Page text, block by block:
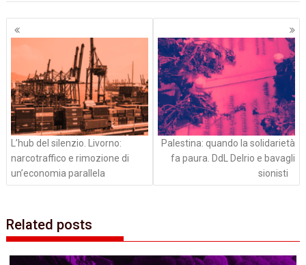
Navigazione
articoli
L’hub del silenzio. Livorno:
narcotraffico e rimozione di
un’economia parallela
Palestina: quando la solidarietà
fa paura. DdL Delrio e bavagli
sionisti
Related posts